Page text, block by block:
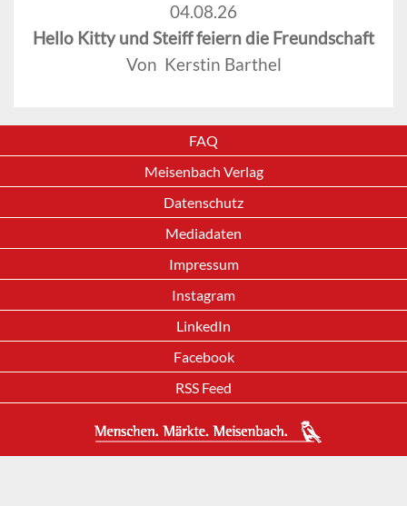
04.08.26
Hello Kitty und Steiff feiern die Freundschaft
Von Kerstin Barthel
FAQ
Meisenbach Verlag
Datenschutz
Mediadaten
Impressum
Instagram
LinkedIn
Facebook
RSS Feed